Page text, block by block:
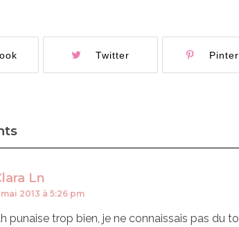
Twitter
Ln
mai 2013 à 5:26 pm
punaise trop bien, je ne connaissais pas du